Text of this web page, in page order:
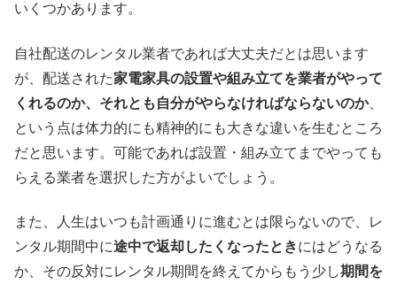
いくつかあります。
自社配送のレンタル業者であれば大丈夫だとは思います
が、配送された家電家具の設置や組み立てを業者がやって
くれるのか、それとも自分がやらなければならないのか、
という点は体力的にも精神的にも大きな違いを生むところ
だと思います。可能であれば設置・組み立てまでやっても
らえる業者を選択した方がよいでしょう。
また、人生はいつも計画通りに進むとは限らないので、レ
ンタル期間中に途中で返却したくなったときにはどうなる
か、その反対にレンタル期間を終えてからもう少し期間を